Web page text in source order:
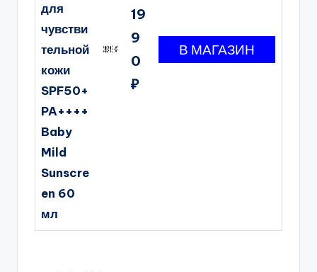
для
чувстви
тельной
кожи
SPF50+
PA++++
Baby
Mild
Sunscre
en 60
мл
19
9
0
₽